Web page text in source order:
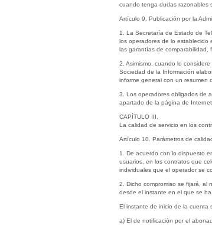
cuando tenga dudas razonables
Artículo 9. Publicación por la
1. La Secretaría de Estado de
los operadores de lo establecido
las garantías de comparabilidad,
2. Asimismo, cuando lo
Sociedad de la Información
informe general con un resumen
3. Los operadores obligados de
apartado de la página de
CAPÍTULO III.
La calidad de servicio en los
Artículo 10. Parámetros de
1. De acuerdo con lo dispuesto
usuarios, en los contratos que
individuales que el operador se
2. Dicho compromiso se fijará, al
desde el instante en el que se
El instante de inicio de la cuenta
a) El de notificación por el